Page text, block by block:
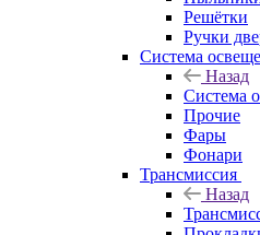
Решётки
Ручки
Система
Назад
Система
Прочие
Фары
Фонари
Трансмиссия
Назад